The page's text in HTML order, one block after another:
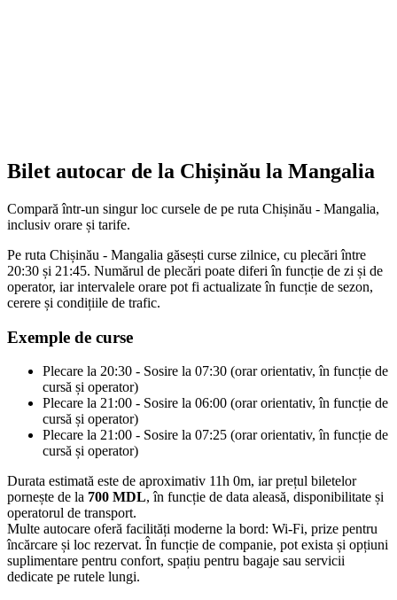
Bilet autocar de la Chișinău la Mangalia
Compară într-un singur loc cursele de pe ruta Chișinău - Mangalia,
inclusiv orare și tarife.
Pe ruta Chișinău - Mangalia găsești curse zilnice, cu plecări între
20:30 și 21:45. Numărul de plecări poate diferi în funcție de zi și de
operator, iar intervalele orare pot fi actualizate în funcție de sezon,
cerere și condițiile de trafic.
Exemple de curse
Plecare la 20:30 - Sosire la 07:30 (orar orientativ, în funcție de
cursă și operator)
Plecare la 21:00 - Sosire la 06:00 (orar orientativ, în funcție de
cursă și operator)
Plecare la 21:00 - Sosire la 07:25 (orar orientativ, în funcție de
cursă și operator)
Durata estimată este de aproximativ 11h 0m, iar prețul biletelor
pornește de la 700 MDL, în funcție de data aleasă, disponibilitate și
operatorul de transport.
Multe autocare oferă facilități moderne la bord: Wi-Fi, prize pentru
încărcare și loc rezervat. În funcție de companie, pot exista și opțiuni
suplimentare pentru confort, spațiu pentru bagaje sau servicii
dedicate pe rutele lungi.